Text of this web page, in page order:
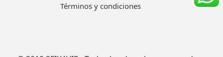
Términos y condiciones